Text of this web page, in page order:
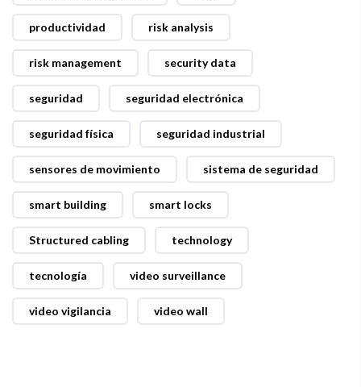
productividad risk analysis
risk management security data
seguridad seguridad electrónica
seguridad física seguridad industrial
sensores de movimiento sistema de seguridad
smart building smart locks
Structured cabling technology
tecnología video surveillance
video vigilancia video wall